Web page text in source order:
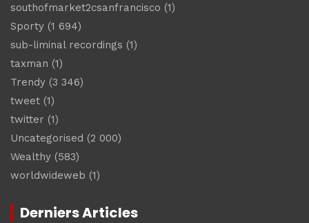
southofmarket2csanfrancisco (1)
Sporty (1 694)
sub-liminal recordings (1)
taxman (1)
Trendy (3 346)
tweet (1)
twitter (1)
Uncategorised (2 000)
Wealthy (583)
worldwideweb (1)
Derniers Articles